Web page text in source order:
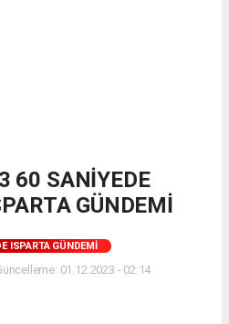
60 SANİYEDE
GÜNDEMİ
ISPARTA GÜNDEMI
01.12.2023 - 02:14